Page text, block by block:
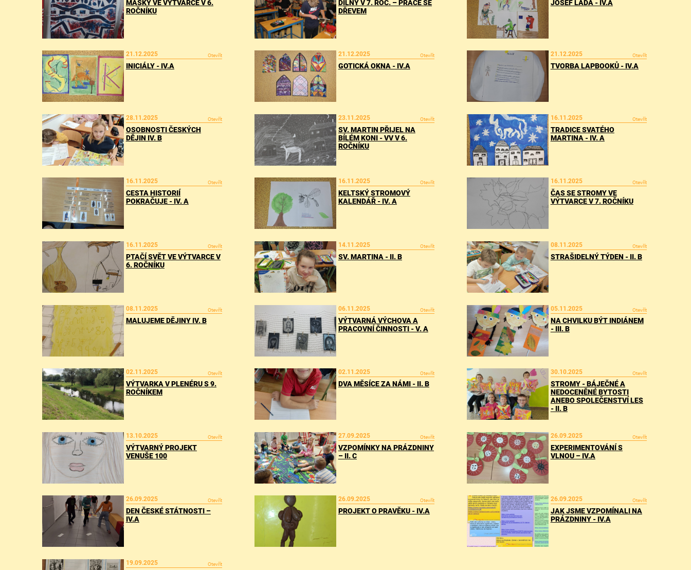
MASKY VE VÝTVARCE V 6.
ROČNÍKU
DÍLNY V 7. ROČ. – PRÁCE SE
DŘEVEM
JOSEF LADA - IV.A
21.12.2025 Otevřít
INICIÁLY - IV.A
21.12.2025 Otevřít
GOTICKÁ OKNA - IV.A
21.12.2025 Otevřít
TVORBA LAPBOOKŮ - IV.A
28.11.2025 Otevřít
OSOBNOSTI ČESKÝCH
DĚJIN IV. B
23.11.2025 Otevřít
SV. MARTIN PŘIJEL NA
BÍLÉM KONI - VV V 6.
ROČNÍKU
16.11.2025 Otevřít
TRADICE SVATÉHO
MARTINA - IV. A
16.11.2025 Otevřít
CESTA HISTORIÍ
POKRAČUJE - IV. A
16.11.2025 Otevřít
KELTSKÝ STROMOVÝ
KALENDÁŘ - IV. A
16.11.2025 Otevřít
ČAS SE STROMY VE
VÝTVARCE V 7. ROČNÍKU
16.11.2025 Otevřít
PTAČÍ SVĚT VE VÝTVARCE V
6. ROČNÍKU
14.11.2025 Otevřít
SV. MARTINA - II. B
08.11.2025 Otevřít
STRAŠIDELNÝ TÝDEN - II. B
08.11.2025 Otevřít
MALUJEME DĚJINY IV. B
06.11.2025 Otevřít
VÝTVARNÁ VÝCHOVA A
PRACOVNÍ ČINNOSTI - V. A
05.11.2025 Otevřít
NA CHVILKU BÝT INDIÁNEM
- III. B
02.11.2025 Otevřít
VÝTVARKA V PLENÉRU S 9.
ROČNÍKEM
02.11.2025 Otevřít
DVA MĚSÍCE ZA NÁMI - II. B
30.10.2025 Otevřít
STROMY - BÁJEČNÉ A
NEDOCENĚNÉ BYTOSTI
ANEBO SPOLEČENSTVÍ LES
- II. B
13.10.2025 Otevřít
VÝTVARNÝ PROJEKT
VENUŠE 100
27.09.2025 Otevřít
VZPOMÍNKY NA PRÁZDNINY
– II. C
26.09.2025 Otevřít
EXPERIMENTOVÁNÍ S
VLNOU – IV.A
26.09.2025 Otevřít
DEN ČESKÉ STÁTNOSTI –
IV.A
26.09.2025 Otevřít
PROJEKT O PRAVĚKU - IV.A
26.09.2025 Otevřít
JAK JSME VZPOMÍNALI NA
PRÁZDNINY - IV.A
19.09.2025 Otevřít